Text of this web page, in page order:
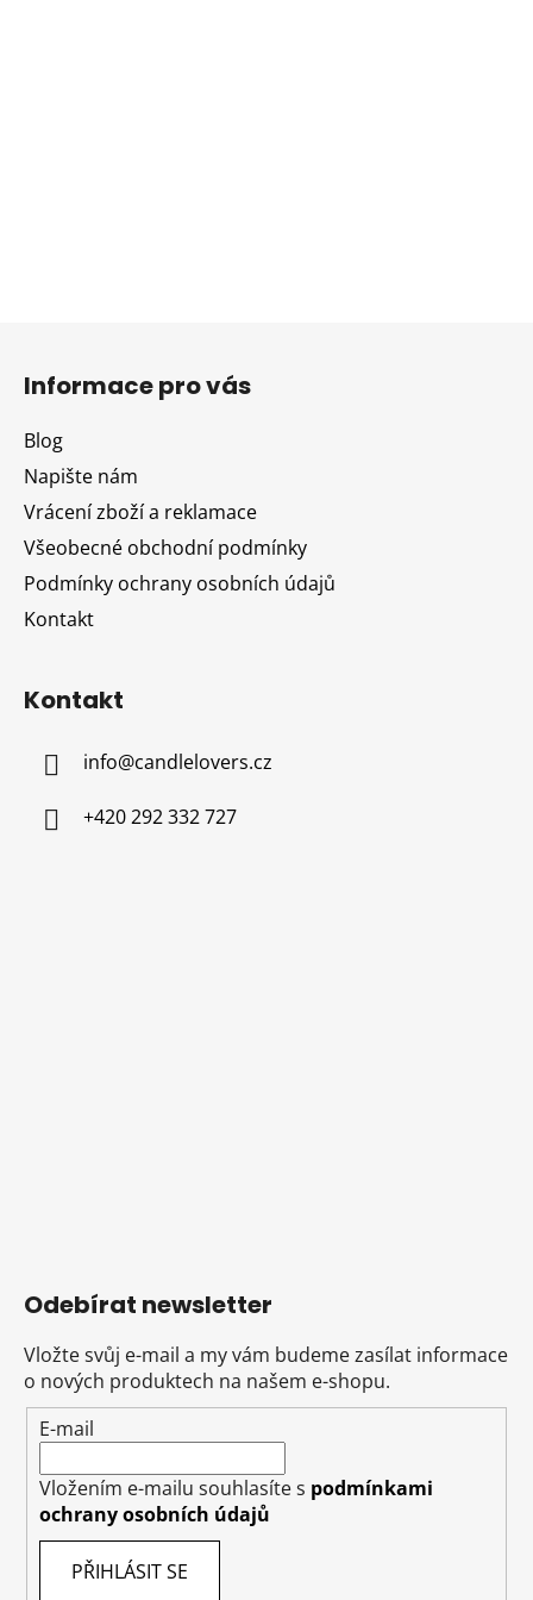
Informace pro vás
Blog
Napište nám
Vrácení zboží a reklamace
Všeobecné obchodní podmínky
Podmínky ochrany osobních údajů
Kontakt
Kontakt
info@candlelovers.cz
+420 292 332 727
Odebírat newsletter
Vložte svůj e-mail a my vám budeme zasílat informace
o nových produktech na našem e-shopu.
E-mail
Vložením e-mailu souhlasíte s podmínkami
ochrany osobních údajů
PŘIHLÁSIT SE